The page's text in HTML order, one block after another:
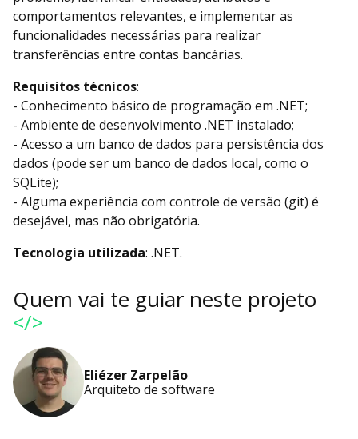
comportamentos relevantes, e implementar as
funcionalidades necessárias para realizar
transferências entre contas bancárias.
Requisitos técnicos:
- Conhecimento básico de programação em .NET;
- Ambiente de desenvolvimento .NET instalado;
- Acesso a um banco de dados para persistência dos
dados (pode ser um banco de dados local, como o
SQLite);
- Alguma experiência com controle de versão (git) é
desejável, mas não obrigatória.
Tecnologia utilizada: .NET.
Quem vai te guiar neste projeto
</>
Eliézer Zarpelão
Arquiteto de software